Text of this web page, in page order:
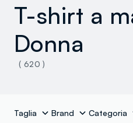
T-shirt a
Donna
( 620 )
Taglia Brand Categoria